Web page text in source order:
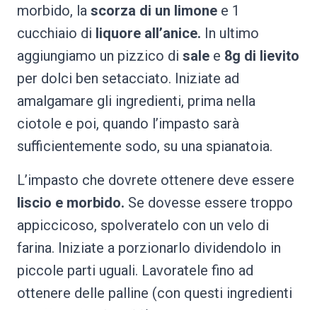
morbido, la scorza di un limone e 1
cucchiaio di liquore all’anice. In ultimo
aggiungiamo un pizzico di sale e 8g di lievito
per dolci ben setacciato. Iniziate ad
amalgamare gli ingredienti, prima nella
ciotole e poi, quando l’impasto sarà
sufficientemente sodo, su una spianatoia.
L’impasto che dovrete ottenere deve essere
liscio e morbido. Se dovesse essere troppo
appiccicoso, spolveratelo con un velo di
farina. Iniziate a porzionarlo dividendolo in
piccole parti uguali. Lavoratele fino ad
ottenere delle palline (con questi ingredienti